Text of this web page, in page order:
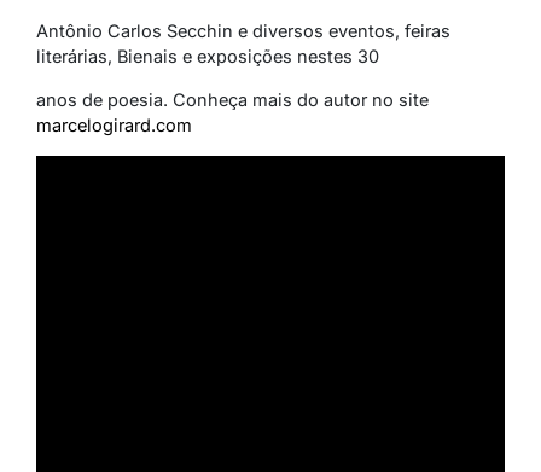
Antônio Carlos Secchin e diversos eventos, feiras
literárias, Bienais e exposições nestes 30
anos de poesia. Conheça mais do autor no site
marcelogirard.com